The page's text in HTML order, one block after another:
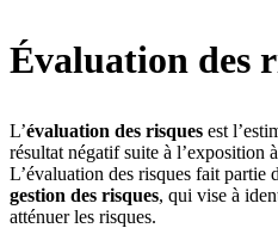
Évaluation des
L’évaluation des risques est
résultat négatif suite à l’exposition
L’évaluation des risques fait partie
gestion des risques, qui vise à
atténuer les risques.